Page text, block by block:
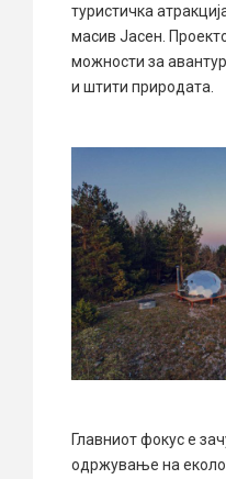
туристичка
масив Јасен.
можности за
и штити природата.
Главниот фокус е
одржување на